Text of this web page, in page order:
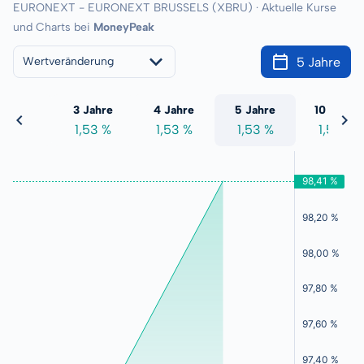
EURONEXT - EURONEXT BRUSSELS (XBRU) · Aktuelle Kurse
und Charts bei MoneyPeak
Wertveränderung 5 Jahre
%
3 Jahre
1,53 %
4 Jahre
1,53 %
5 Jahre
1,53 %
10 Jahre
1,53 %